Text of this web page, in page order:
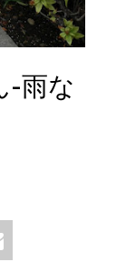
-雨な